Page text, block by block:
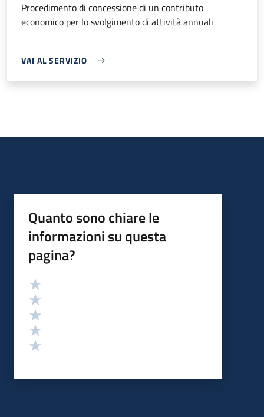
Procedimento di concessione di un contributo
economico per lo svolgimento di attività annuali
VAI AL SERVIZIO
Quanto sono chiare le
informazioni su questa
pagina?
Valutazione